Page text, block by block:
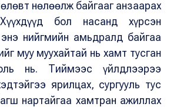
нөлөөлж байгааг анзаарах
бол насанд хүрсэн
нийгмийн амьдралд байгаа
муу муухайтай нь хамт тусган
нь. Тиймээс үйлдлээрээ
ярилцах, сургууль тус
нартайгаа хамтран ажиллах